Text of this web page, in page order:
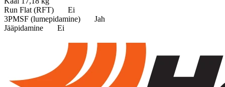
Run Flat (RFT)
Ei
3PMSF (lumepidamine)
Jah
Jääpidamine
Ei